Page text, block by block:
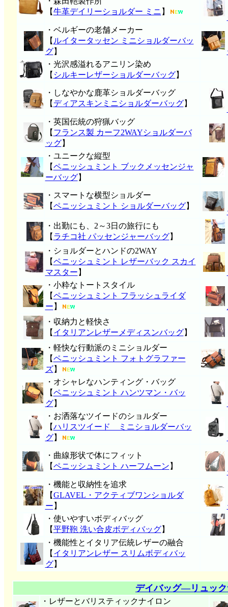
【牛革デイリーショルダー ミニ 】
・ベルギーの老舗メーカー
【 ルイタータッセン ミニショルダーバッ
グ】
・光沢感溢れるアニリン染め
【 シルキーレザーショルダーバッグ】
・しなやかな鹿革ショルダーバッグ
【 ディアスキンミニショルダーバッグ】
・英国伝統の狩猟バッグ
【 フランス製 カーフ2WAYショルダーバ
ッグ】
・ユニークな縦型
【ペニッシュミント ブックメッセンジャ
ーバッグ】
・スマートな横型ショルダー
【ペニッシュミント ショルダーバッグ】
・出勤にも、2～3日の旅行にも
【 ラチコ社 パッセンジャーバッグ】
・ショルダーとハンドの2WAY
【ペニッシュミント レザーバック スカイ
マスター 】
・小粋なトートスタイル
【ペニッシュミント フラッシュライダ
ー 】
・収納力と軽快さ
【 イタリアンレザーメディスンバッグ】
・軽快な行動派のミニショルダー
【ペニッシュミント フォトグラファー
ズ】
・オシャレなハンティング・バッグ
【ペニッシュミント ハンツマン・バッ
グ】
・お洒落なツイードのショルダー
【ハリスツイード ミニショルダーバッ
グ】
・曲線形状で体にフィット
【ペニッシュミント ハーフムーン 】
・機能と収納性を追求
【GLAVEL・アクティブワンショルダ
ー 】
・使いやすいボディバッグ
【平野鞄 洗い合皮ボディバッグ】
・機能性とイタリア伝統レザーの融合
【 イタリアンレザー スリムボディバッ
グ】
デイバッグ―リュッ
・レザーとバリスティックナイロン